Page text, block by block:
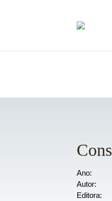
Ano
Autor
Editora